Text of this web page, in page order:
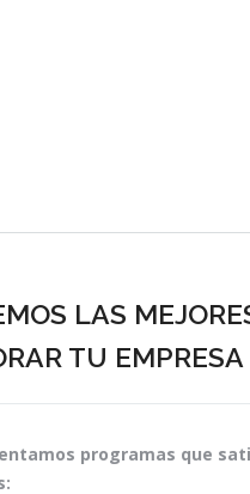
LAS
TU EMPRESA
programas que